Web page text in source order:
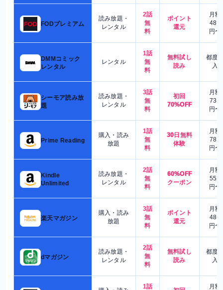
FODプレミアム
読み放題・
レンタル
2話
無
料
ポイント
還元
月額
480
円〜
DMMコミック
レンタル
レンタル
1話
無
料
無料試し
読み
都度
入
シーモア読み放
題
読み放題・
レンタル
3話
無
料
初回
70%OFF
月額
730
円〜
Prime Reading
購入・読み
放題
1話
無
料
30日無料
体験
月額
780
円〜
Kindle
Unlimited
読み放題・
レンタル
2話
無
料
60%OFF
クーポン
月額
550
円〜
楽天マガジン
購入・読み
放題
3話
無
料
ポイント
還元
月額
480
円〜
dマガジン
読み放題・
レンタル
2話
無
料
無料試し
読み
都度
入
1話
月額